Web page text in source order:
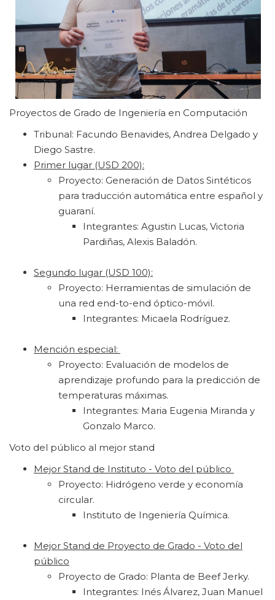
Proyectos de Grado de Ingeniería en Computación
Tribunal: Facundo Benavides, Andrea Delgado y
Diego Sastre.
Primer lugar (USD 200):
Proyecto: Generación de Datos Sintéticos
para traducción automática entre español y
guaraní.
Integrantes: Agustin Lucas, Victoria
Pardiñas, Alexis Baladón.
Segundo lugar (USD 100):
Proyecto: Herramientas de simulación de
una red end-to-end óptico-móvil.
Integrantes: Micaela Rodríguez.
Mención especial:
Proyecto: Evaluación de modelos de
aprendizaje profundo para la predicción de
temperaturas máximas.
Integrantes: Maria Eugenia Miranda y
Gonzalo Marco.
Voto del público al mejor stand
Mejor Stand de Instituto - Voto del público
Proyecto: Hidrógeno verde y economía
circular.
Instituto de Ingeniería Química.
Mejor Stand de Proyecto de Grado - Voto del
público
Proyecto de Grado: Planta de Beef Jerky.
Integrantes: Inés Álvarez, Juan Manuel